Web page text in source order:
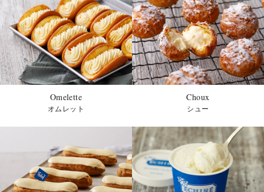
Omelette
オムレット
Choux
シュー